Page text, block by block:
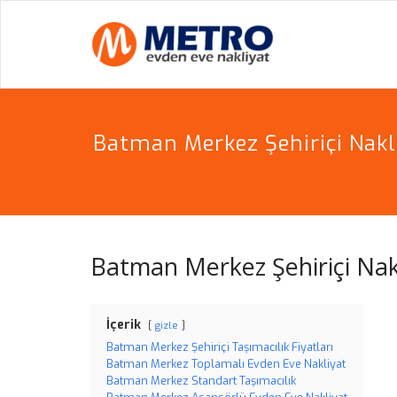
Batman Merkez Şehiriçi
Batman Merkez Şehiriçi
İçerik gizle
Batman Merkez Şehiriçi Taşımacılık Fiyatları
Batman Merkez Toplamalı Evden Eve Nakliyat
Batman Merkez Standart Taşımacılık